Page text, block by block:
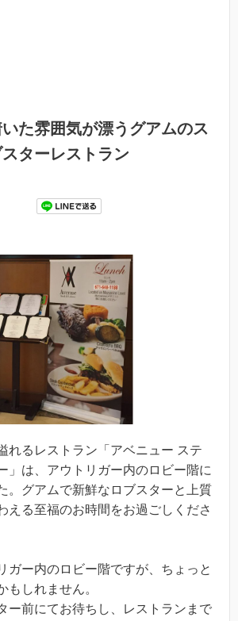
た雰囲気が漂うグアムのス
ターレストラン
れるレストラン「アベニュー ステ
」は、アウトリガー内のロビー階に
。グアムで新鮮なロブスターと上質
える至福のお時間をお過ごしくださ
ガー内のロビー階ですが、ちょっと
もしれません。
ー前にてお待ちし、レストランまで